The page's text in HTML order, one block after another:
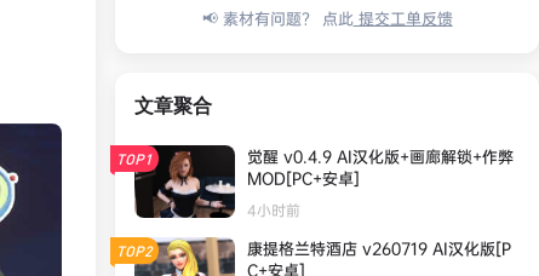
📢 素材有问题？ 点此提交工单反馈
文章聚合
TOP1
觉醒 v0.4.9 AI汉化版+画廊解锁+作弊
MOD[PC+安卓]
4小时前
TOP2
康提格兰特酒店 v260719 AI汉化版[P
C+安卓]